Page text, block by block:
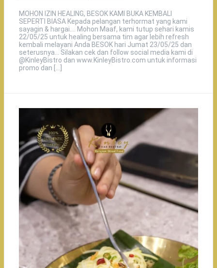
MOHON IZIN HEALING, BESOK KAMI BUKA KEMBALI
SEPERTI BIASA Kepada pelangan terhormat yang kami
sayagin & hargai…. Mohon Maaf, kami tutup sehari kamis
22/05/25 untuk healing bersama tim agar lebih refresh
kembali melayani Anda BESOK hari Jumat 23/05/25 dan
seterusnya… Silakan cek dan follow social media kami di
@KinleyBistro dan www.KinleyBistro.com untuk informasi
promo dan […]